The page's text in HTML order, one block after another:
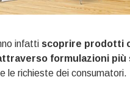
infatti scoprire prodotti
formulazioni più
le richieste dei consumatori.